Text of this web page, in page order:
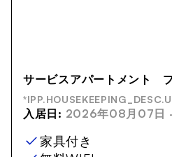
サービスアパートメント
入居日: 2026年08月07日
家具付き